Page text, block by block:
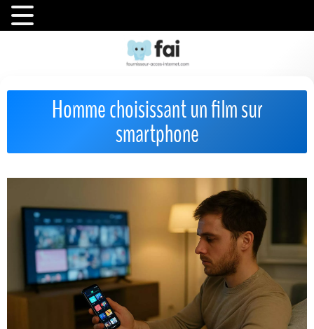
Homme choisissant un film sur
smartphone